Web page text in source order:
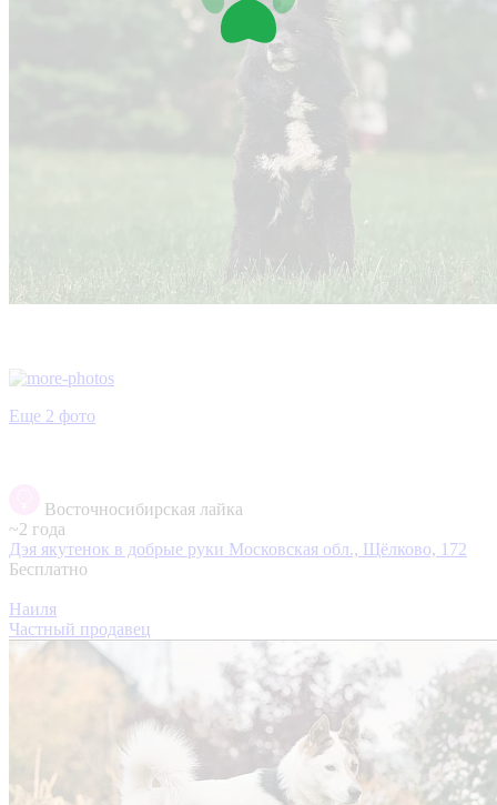
Еще 2 фото
Восточносибирская лайка
~2 года
Дэя якутенок в добрые руки Московская обл., Щёлково, 172
Бесплатно
Наиля
Частный продавец